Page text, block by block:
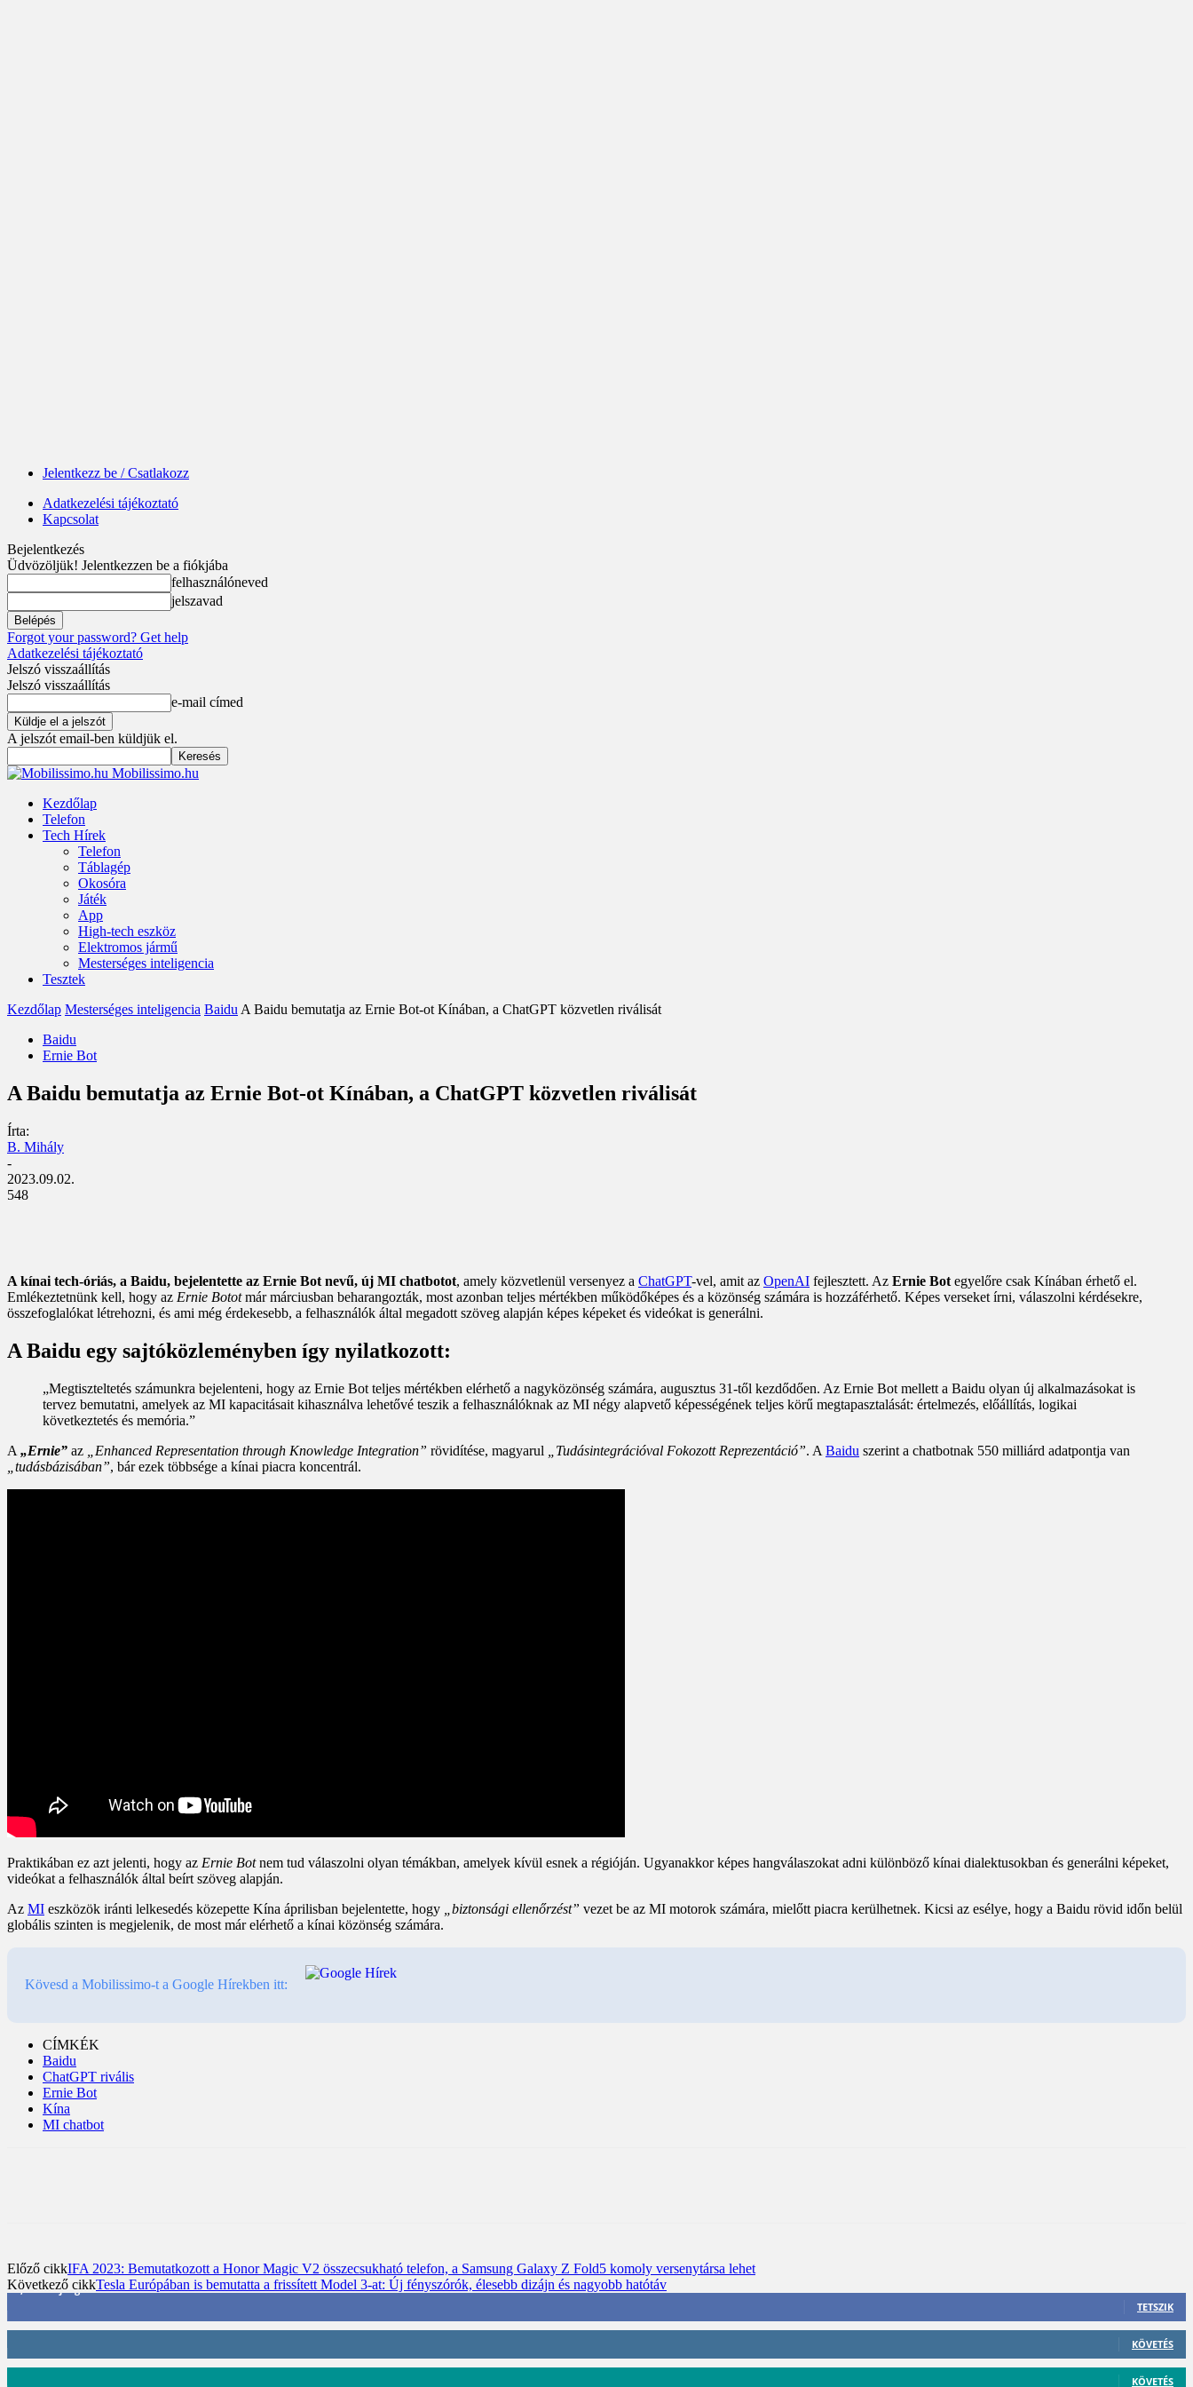
Jelentkezz be / Csatlakozz
Adatkezelési tájékoztató
Kapcsolat
Bejelentkezés
Üdvözöljük! Jelentkezzen be a fiókjába
felhasználóneved
jelszavad
Forgot your password? Get help
Adatkezelési tájékoztató
Jelszó visszaállítás
Jelszó visszaállítás
e-mail címed
A jelszót email-ben küldjük el.
Mobilissimo.hu
Kezdőlap
Telefon
Tech Hírek
Telefon
Táblagép
Okosóra
Játék
App
High-tech eszköz
Elektromos jármű
Mesterséges inteligencia
Tesztek
Kezdőlap Mesterséges inteligencia Baidu A Baidu bemutatja az Ernie Bot-ot Kínában, a ChatGPT közvetlen riválisát
Baidu
Ernie Bot
A Baidu bemutatja az Ernie Bot-ot Kínában, a ChatGPT közvetlen riválisát
Írta:
B. Mihály
-
2023.09.02.
548
A kínai tech-óriás, a Baidu, bejelentette az Ernie Bot nevű, új MI chatbotot, amely közvetlenül versenyez a ChatGPT-vel, amit az OpenAI fejlesztett. Az Ernie Bot egyelőre csak Kínában érhető el.
Emlékeztetnünk kell, hogy az Ernie Bototmár márciusban beharangozták, most azonban teljes mértékben működőképes és a közönség számára is hozzáférhető. Képes verseket írni, válaszolni kérdésekre,
összefoglalókat létrehozni, és ami még érdekesebb, a felhasználók által megadott szöveg alapján képes képeket és videókat is generálni.
A Baidu egy sajtóközleményben így nyilatkozott:
„Megtiszteltetés számunkra bejelenteni, hogy az Ernie Bot teljes mértékben elérhető a nagyközönség számára, augusztus 31-től kezdődően. Az Ernie Bot mellett a Baidu olyan új alkalmazásokat is
tervez bemutatni, amelyek az MI kapacitásait kihasználva lehetővé teszik a felhasználóknak az MI négy alapvető képességének teljes körű megtapasztalását: értelmezés, előállítás, logikai
következtetés és memória.”
A „Ernie” az „Enhanced Representation through Knowledge Integration” rövidítése, magyarul „Tudásintegrációval Fokozott Reprezentáció”. A Baidu szerint a chatbotnak 550 milliárd adatpontja van
„tudásbázisában”, bár ezek többsége a kínai piacra koncentrál.
Praktikában ez azt jelenti, hogy az Ernie Botnem tud válaszolni olyan témákban, amelyek kívül esnek a régióján. Ugyanakkor képes hangválaszokat adni különböző kínai dialektusokban és generálni képeket,
videókat a felhasználók által beírt szöveg alapján.
Az MI eszközök iránti lelkesedés közepette Kína áprilisban bejelentette, hogy „biztonsági ellenőrzést” vezet be az MI motorok számára, mielőtt piacra kerülhetnek. Kicsi az esélye, hogy a Baidu rövid időn belül
globális szinten is megjelenik, de most már elérhető a kínai közönség számára.
Kövesd a Mobilissimo-t a Google Hírekben itt:
CÍMKÉK
Baidu
ChatGPT rivális
Ernie Bot
Kína
MI chatbot
Előző cikkIFA 2023: Bemutatkozott a Honor Magic V2 összecsukható telefon, a Samsung Galaxy Z Fold5 komoly versenytársa lehet
Következő cikkTesla Európában is bemutatta a frissített Model 3-at: Új fényszórók, élesebb dizájn és nagyobb hatótáv
3,452
Rajongók
TETSZIK
412 Követő
KÖVETÉS
59 Követő
KÖVETÉS